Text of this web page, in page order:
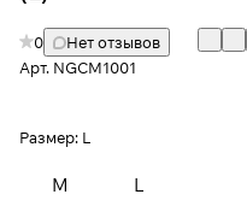
0
Нет отзывов
Арт. NGCM1001
Размер: L
M L